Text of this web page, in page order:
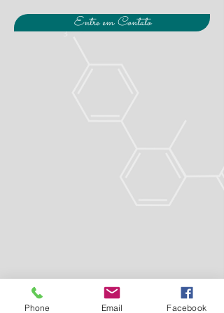
Entre em Contato
Phone Email Facebook